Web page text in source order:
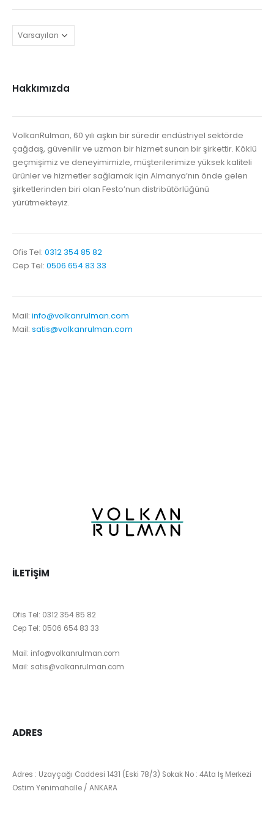
Hakkımızda
VolkanRulman, 60 yılı aşkın bir süredir endüstriyel sektörde
çağdaş, güvenilir ve uzman bir hizmet sunan bir şirkettir. Köklü
geçmişimiz ve deneyimimizle, müşterilerimize yüksek kaliteli
ürünler ve hizmetler sağlamak için Almanya’nın önde gelen
şirketlerinden biri olan Festo’nun distribütörlüğünü
yürütmekteyiz.
Ofis Tel: 0312 354 85 82
Cep Tel: 0506 654 83 33
Mail: info@volkanrulman.com
Mail: satis@volkanrulman.com
İLETIŞIM
Ofis Tel: 0312 354 85 82
Cep Tel: 0506 654 83 33
Mail: info@volkanrulman.com
Mail: satis@volkanrulman.com
ADRES
Adres : Uzayçağı Caddesi 1431 (Eski 78/3) Sokak No : 4Ata İş Merkezi
Ostim Yenimahalle / ANKARA